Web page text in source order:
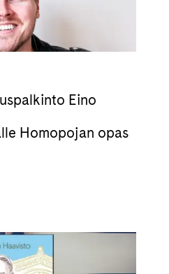
Eino
Homopojan opas